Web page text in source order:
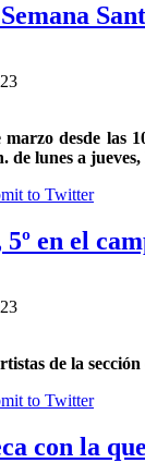
desde las
de lunes a
en el
de la
con la